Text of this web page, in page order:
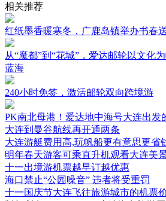
相关推荐
红纸墨香暖寒冬，广鹿岛镇举办书春
从“魔都”到“花城”，爱达邮轮以文化
蓝海
240小时免签，激活邮轮双向跨境游
PK南北母港！爱达地中海号大连出发
大连到曼谷航线再开通两条
大连游艇费用高,玩帆船更有意思更省
明年春天游客可乘直升机观看大连美
十一出境游机票越早订越优惠
海口禁止“公园噪音” 违者将受重罚
十一国庆节大连飞往旅游城市的机票